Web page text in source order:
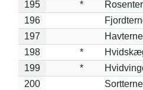
195
*
196
197
198
*
199
*
200